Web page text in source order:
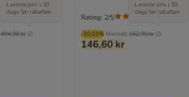
494,90 kr
Laveste pris i 30
dage før rabatten
-10.01% Normalt162,90 kr
Laveste pris i 30
dage før rabatten
146,60 kr
Rating: 2/5